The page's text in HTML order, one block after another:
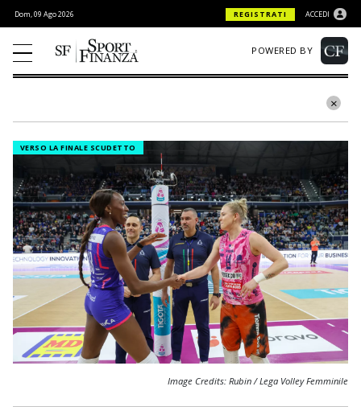
Dom, 09 Ago 2026 REGISTRATI ACCEDI
POWERED BY
VERSO LA FINALE SCUDETTO
Image Credits: Rubin / Lega Volley Femminile